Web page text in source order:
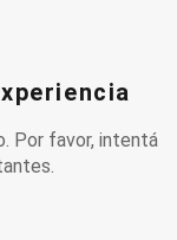
Por favor, intentá